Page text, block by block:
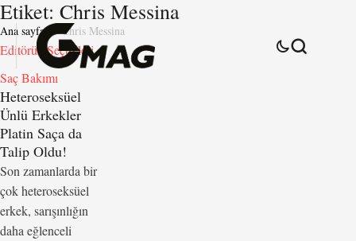
Etiket: Chris Messina
Ana sayfa Chris Messina
Editörün Seçtikleri
Saç Bakımı
Heteroseksüel
Ünlü Erkekler
Platin Saça da
Talip Oldu!
Son zamanlarda bir
çok heteroseksüel
erkek, sarışınlığın
daha eğlenceli